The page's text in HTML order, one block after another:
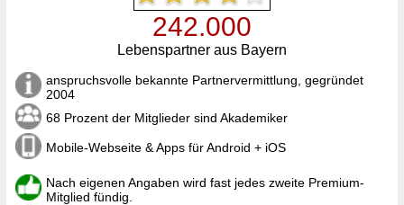
242.000
Lebenspartner aus Bayern
anspruchsvolle bekannte Partnervermittlung, gegründet
2004
68 Prozent der Mitglieder sind Akademiker
Mobile-Webseite & Apps für Android + iOS
Nach eigenen Angaben wird fast jedes zweite Premium-
Mitglied fündig.